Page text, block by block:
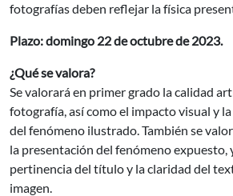
fotografías deben reflejar la física
Plazo:domingo 22 de octubre de 2023.
¿Qué se valora?
Se valorará en primer grado la calidad
fotografía, así como el impacto visual y
del fenómeno ilustrado. También se
la presentación del fenómeno expuesto,
pertinencia del título y la claridad del
imagen.